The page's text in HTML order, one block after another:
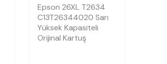
Epson 26XL T2634
C13T26344020 Sarı
Yüksek Kapasiteli
Orijinal Kartuş